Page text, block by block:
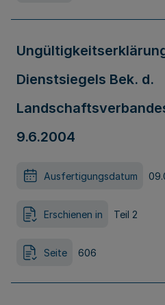
Dienstsiegels Bek. d.
9.6.2004
Ausfertigungsdatum
Erschienen in Teil 2
Seite 606